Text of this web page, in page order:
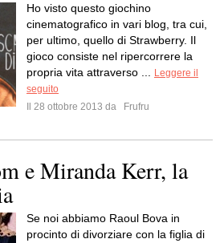
Ho visto questo giochino
cinematografico in vari blog, tra cui,
per ultimo, quello di Strawberry. Il
gioco consiste nel ripercorrere la
propria vita attraverso ...
Leggere il
seguito
Il 28 ottobre 2013 da
Frufru
e Miranda Kerr, la
Se noi abbiamo Raoul Bova in
procinto di divorziare con la figlia di